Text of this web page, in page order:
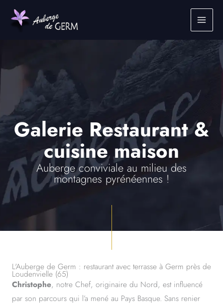
Galerie Restaurant &
cuisine maison
Auberge conviviale au milieu des
montagnes pyrénéennes !
L'Auberge de Germ : restaurant avec terrasse à Germ près de
Loudenvielle (65)
Christophe, notre Chef, originaire du Nord, est influencé
par son parcours qui l’a mené au Pays Basque. Sans renier